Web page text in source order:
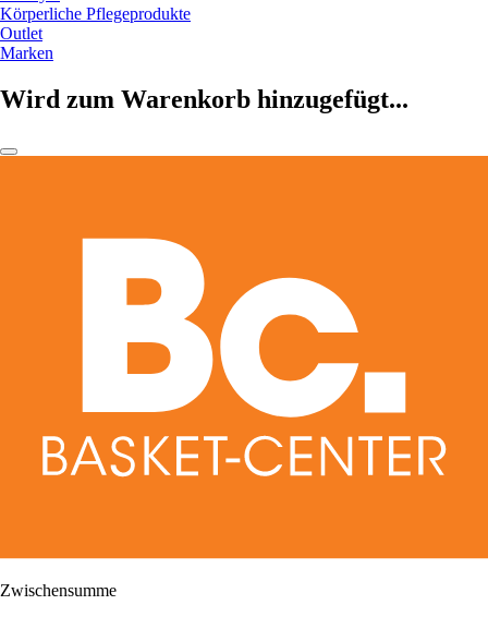
Körperliche Pflegeprodukte
Outlet
Marken
Wird zum Warenkorb hinzugefügt...
Zwischensumme